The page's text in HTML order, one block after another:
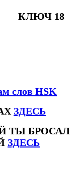
КЛЮЧ 18
слов HSK
ЗДЕСЬ
ТЫ БРОСАЛ
ЗДЕСЬ